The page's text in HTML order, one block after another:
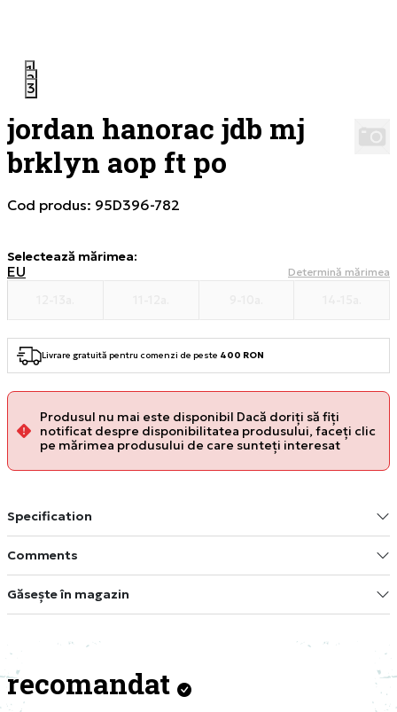
1
2
3
jordan hanorac jdb mj
brklyn aop ft po
Cod produs: 95D396-782
Selectează mărimea:
EU Determină mărimea
Livrare gratuită pentru comenzi de peste 400 RON
Produsul nu mai este disponibil Dacă doriți să fiți
notificat despre disponibilitatea produsului, faceți clic
pe mărimea produsului de care sunteți interesat
Specification
Comments
Găsește în magazin
recomandat